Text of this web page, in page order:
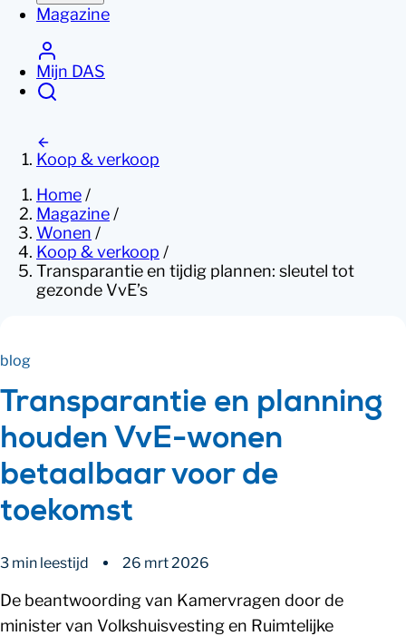
Magazine
Mijn DAS
Koop & verkoop
Home /
Magazine /
Wonen /
Koop & verkoop /
Transparantie en tijdig plannen: sleutel tot
gezonde VvE’s
blog
Transparantie en planning
houden VvE-wonen
betaalbaar voor de
toekomst
3 min leestijd 26 mrt 2026
De beantwoording van Kamervragen door de
minister van Volkshuisvesting en Ruimtelijke